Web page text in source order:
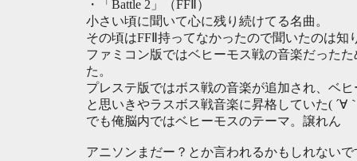
・「Battle 2」（FFⅡ）
小さい頃に聞いて心に残り続けてる名曲。
その頃はFFⅡ持ってなかったので聞いたのは知
ファミコン版ではベヒーモス戦の音楽だった
た。
プレステ版ではボス戦の音楽が追加され、ベ
と思いきやラスボス戦音楽に昇格していた( ´∀
でも俺脳内ではベヒーモスのテーマ。譲れん
アニソンまだー？とか言われるかもしれない